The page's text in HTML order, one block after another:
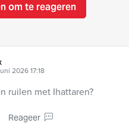
om te reageren
2026 17:18
ruilen met Ihattaren?
Reageer